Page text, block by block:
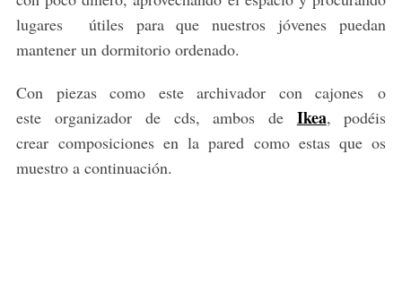
lugares útiles para que nuestros jóvenes puedan
mantener un dormitorio ordenado.
Con piezas como este archivador con cajones o
este organizador de cds, ambos de Ikea, podéis
crear composiciones en la pared como estas que os
muestro a continuación.